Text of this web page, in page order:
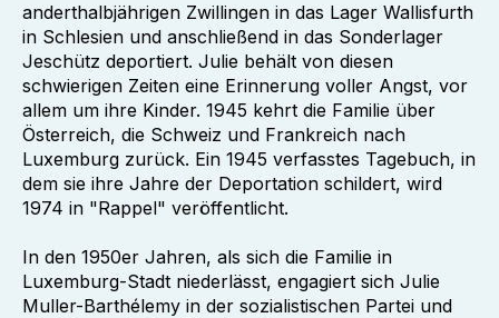
anderthalbjährigen Zwillingen in das Lager Wallisfurth
in Schlesien und anschließend in das Sonderlager
Jeschütz deportiert. Julie behält von diesen
schwierigen Zeiten eine Erinnerung voller Angst, vor
allem um ihre Kinder. 1945 kehrt die Familie über
Österreich, die Schweiz und Frankreich nach
Luxemburg zurück. Ein 1945 verfasstes Tagebuch, in
dem sie ihre Jahre der Deportation schildert, wird
1974 in "Rappel" veröffentlicht.
In den 1950er Jahren, als sich die Familie in
Luxemburg-Stadt niederlässt, engagiert sich Julie
Muller-Barthélemy in der sozialistischen Partei und